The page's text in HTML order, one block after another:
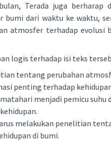
Terada juga berharap
bumi dari waktu ke waktu,
atmosfer terhadap evolusi
logis terhadap isi teks
tentang perubahan
penting terhadap
menjadi pemicu suhu
melakukan penelitian
di bumi.